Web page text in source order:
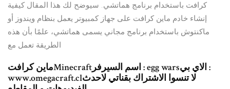
كرافت باستخدام برنامج هماتشي. سيوضح لك هذا المقال كيفية
إنشاء خادم ماين كرافت على جهاز كمبيوتر يعمل بنظام ويندوز أو
ماكنتوش باستخدام برنامج مجاني يسمى هماتشي، علمًا بأن هذه
الطريقة تعمل مع
ماين كرافتMinecraftاسم السيرفر : egg warsالاي بي :
www.omegacraft.clلا تنسوا الاشتراك بقناتي لاحدث